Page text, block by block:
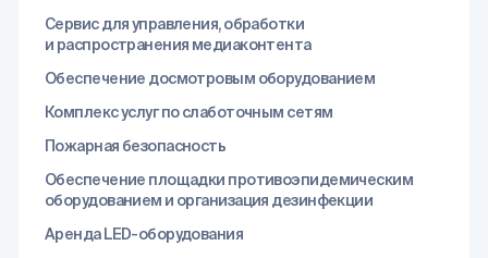
Сервис для управления, обработки
и распространения медиаконтента
Обеспечение досмотровым оборудованием
Комплекс услуг по слаботочным сетям
Пожарная безопасность
Обеспечение площадки противоэпидемическим
оборудованием и организация дезинфекции
Аренда LED-оборудования